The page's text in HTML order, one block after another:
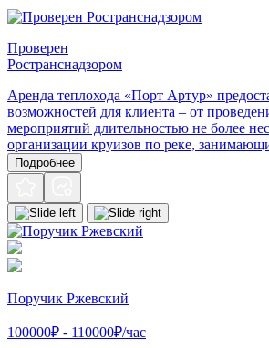
Проверен
Ространснадзором
Аренда теплохода «Порт Артур»
возможностей для клиента – от
мероприятий длительностью не более
организации круизов по реке,
Подробнее
Поручик Ржевский
100000₽ - 110000₽/час